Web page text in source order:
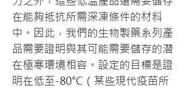
在能夠抵抗所需深凍條件的材料
中。因此，我們的生物製藥系列產
品需要證明與其可能需要儲存的潛
在極寒環境相容。設定的目標是證
明在低至-80°C（某些現代疫苗所